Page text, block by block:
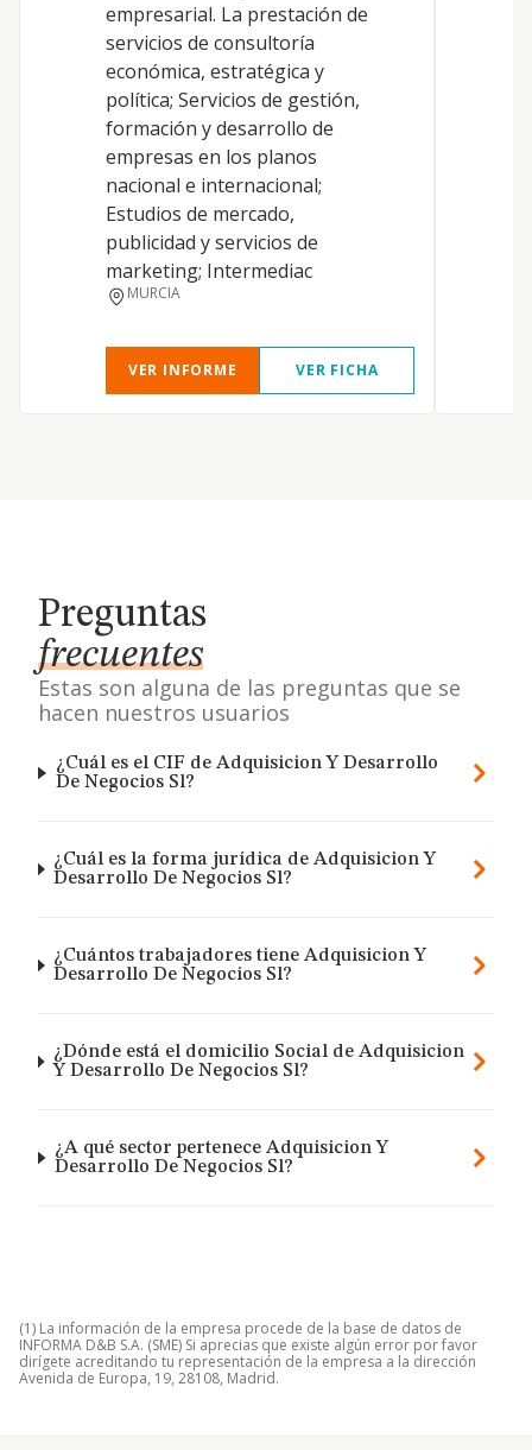
empresarial. La prestación de
servicios de consultoría
económica, estratégica y
política; Servicios de gestión,
formación y desarrollo de
empresas en los planos
nacional e internacional;
Estudios de mercado,
publicidad y servicios de
marketing; Intermediac
MURCIA
VER INFORME VER FICHA
Preguntas
frecuentes
Estas son alguna de las preguntas que se
hacen nuestros usuarios
¿Cuál es el CIF de Adquisicion Y Desarrollo
De Negocios Sl?
¿Cuál es la forma jurídica de Adquisicion Y
Desarrollo De Negocios Sl?
¿Cuántos trabajadores tiene Adquisicion Y
Desarrollo De Negocios Sl?
¿Dónde está el domicilio Social de Adquisicion
Y Desarrollo De Negocios Sl?
¿A qué sector pertenece Adquisicion Y
Desarrollo De Negocios Sl?
(1) La información de la empresa procede de la base de datos de
INFORMA D&B S.A. (SME) Si aprecias que existe algún error por favor
dirígete acreditando tu representación de la empresa a la dirección
Avenida de Europa, 19, 28108, Madrid.